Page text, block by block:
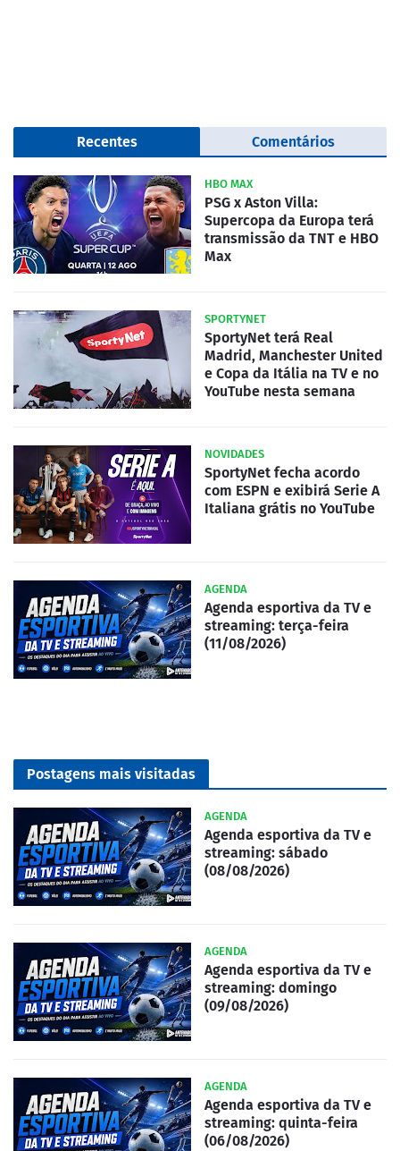
Recentes Comentários
HBO MAX
PSG x Aston Villa:
Supercopa da Europa terá
transmissão da TNT e HBO
Max
SPORTYNET
SportyNet terá Real
Madrid, Manchester United
e Copa da Itália na TV e no
YouTube nesta semana
NOVIDADES
SportyNet fecha acordo
com ESPN e exibirá Serie A
Italiana grátis no YouTube
AGENDA
Agenda esportiva da TV e
streaming: terça-feira
(11/08/2026)
Postagens mais visitadas
AGENDA
Agenda esportiva da TV e
streaming: sábado
(08/08/2026)
AGENDA
Agenda esportiva da TV e
streaming: domingo
(09/08/2026)
AGENDA
Agenda esportiva da TV e
streaming: quinta-feira
(06/08/2026)